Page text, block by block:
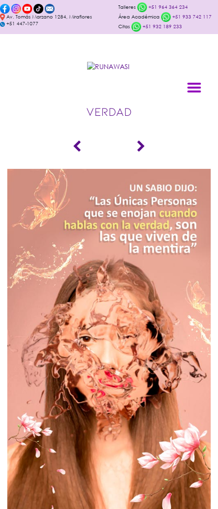
Av. Tomás Marzano 1284, Miraflores
+51 447-1077
Talleres
+51 964 364 234
Área Académica
+51 933 742 117
Citas
+51 932 189 233
VERDAD